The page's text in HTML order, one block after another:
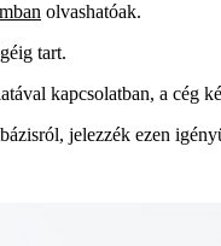
olvashatóak.
tart.
kapcsolatban, a cég
jelezzék ezen